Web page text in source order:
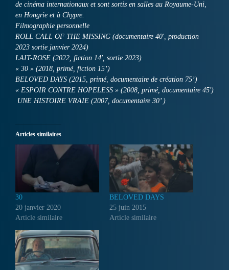
de cinéma internationaux et sont sortis en salles au Royaume-Uni,
en Hongrie et à Chypre.
Filmographie personnelle
ROLL CALL OF THE MISSING (documentaire 40′, production
2023 sortie janvier 2024)
LAIT-ROSE (2022, fiction 14′, sortie 2023)
« 30 » (2018, primé, fiction 15’)
BELOVED DAYS (2015, primé, documentaire de création 75’)
« ESPOIR CONTRE HOPELESS » (2008, primé, documentaire 45′)
UNE HISTOIRE VRAIE (2007, documentaire 30’ )
Articles similaires
30
20 janvier 2020
Article similaire
BELOVED DAYS
25 juin 2015
Article similaire